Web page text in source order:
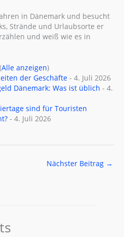
in Dänemark und besucht
Strände und Urlaubsorte er
und weiß wie es in
(Alle anzeigen)
der Geschäfte - 4. Juli 2026
Dänemark: Was ist üblich - 4.
sind für Touristen
- 4. Juli 2026
Nächster Beitrag →